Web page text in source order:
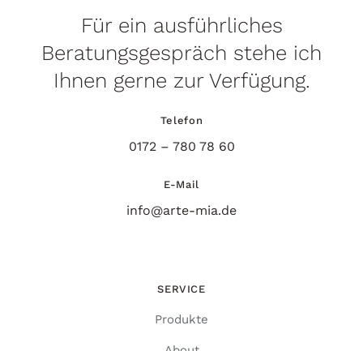
Für ein ausführliches
Beratungsgespräch stehe ich
Ihnen gerne zur Verfügung.
Telefon
0172 – 780 78 60
E-Mail
info@arte-mia.de
SERVICE
Produkte